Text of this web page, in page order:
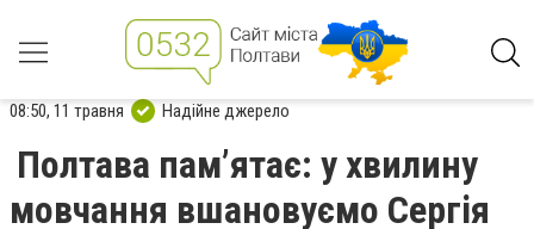
08:50, 11 травня Надійне джерело
Полтава пам’ятає: у хвилину
мовчання вшановуємо Сергія